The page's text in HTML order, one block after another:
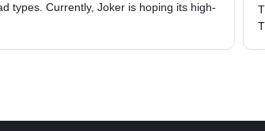
types. Currently, Joker is hoping its high-